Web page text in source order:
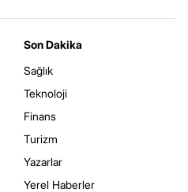
Son Dakika
Sağlık
Teknoloji
Finans
Turizm
Yazarlar
Yerel Haberler